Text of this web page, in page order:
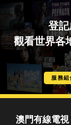
登
觀看世界各
服務組
澳門有線電視